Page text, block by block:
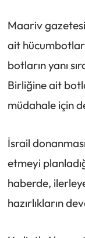
Maariv
ait
botların yanı
Birliğine ait
müdahale için
İsrail
etmeyi
haberde,
hazırlıkların